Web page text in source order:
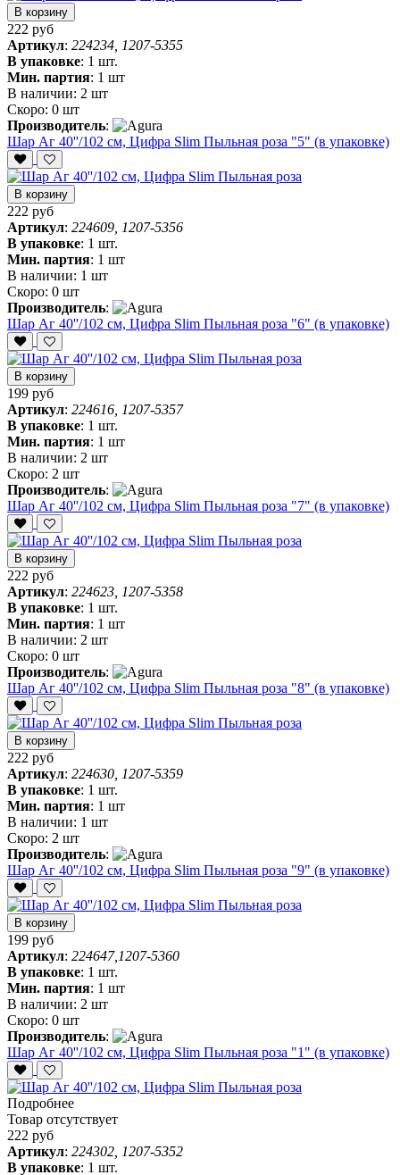
В корзину
222 руб
Артикул: 224234, 1207-5355
В упаковке: 1 шт.
Мин. партия: 1 шт
В наличии: 2 шт
Скоро: 0 шт
Производитель:
Шар Аг 40''/102 см, Цифра Slim Пыльная роза "5" (в упаковке)
В корзину
222 руб
Артикул: 224609, 1207-5356
В упаковке: 1 шт.
Мин. партия: 1 шт
В наличии: 1 шт
Скоро: 0 шт
Производитель:
Шар Аг 40''/102 см, Цифра Slim Пыльная роза "6" (в упаковке)
В корзину
199 руб
Артикул: 224616, 1207-5357
В упаковке: 1 шт.
Мин. партия: 1 шт
В наличии: 2 шт
Скоро: 2 шт
Производитель:
Шар Аг 40''/102 см, Цифра Slim Пыльная роза "7" (в упаковке)
В корзину
222 руб
Артикул: 224623, 1207-5358
В упаковке: 1 шт.
Мин. партия: 1 шт
В наличии: 2 шт
Скоро: 0 шт
Производитель:
Шар Аг 40''/102 см, Цифра Slim Пыльная роза "8" (в упаковке)
В корзину
222 руб
Артикул: 224630, 1207-5359
В упаковке: 1 шт.
Мин. партия: 1 шт
В наличии: 1 шт
Скоро: 2 шт
Производитель:
Шар Аг 40''/102 см, Цифра Slim Пыльная роза "9" (в упаковке)
В корзину
199 руб
Артикул: 224647,1207-5360
В упаковке: 1 шт.
Мин. партия: 1 шт
В наличии: 2 шт
Скоро: 0 шт
Производитель:
Шар Аг 40''/102 см, Цифра Slim Пыльная роза "1" (в упаковке)
Подробнее
Товар отсутствует
222 руб
Артикул: 224302, 1207-5352
В упаковке: 1 шт.